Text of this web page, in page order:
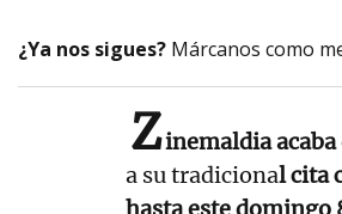
¿Ya nos sigues? Márcanos como
Zinemaldia
a su tradicional cita
hasta este domingo